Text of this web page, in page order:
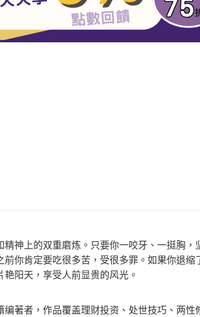
神上的双重磨炼。只要你一咬牙、一挺胸
你肯定要吃很多苦，受很多罪。如果你退
阳天，享受人前显贵的风光。
编著者，作品覆盖理财投资、处世技巧、两